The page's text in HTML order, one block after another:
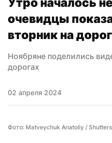
очевидцы
вторник на
Ноябряне поделились
дорогах
02 апреля 2024
Фото: Matveychuk Anatoliy /